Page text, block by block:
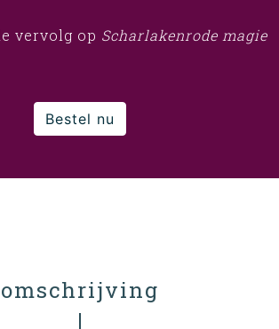
vervolg op Scharlakenrode magie
Bestel nu
omschrijving